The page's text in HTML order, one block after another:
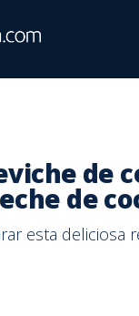
de
de
esta deliciosa